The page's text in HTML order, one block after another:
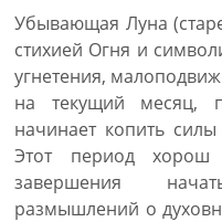
Убывающая Луна
стихией Огня и
угнетения,
на текущий месяц,
начинает копить
Этот период хорош
завершения
размышлений о